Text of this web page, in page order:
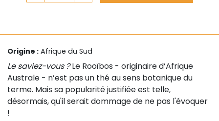
Origine : Afrique du Sud
Le saviez-vous ?Le Rooïbos - originaire d’Afrique
Australe - n’est pas un thé au sens botanique du
terme. Mais sa popularité justifiée est telle,
désormais, qu'il serait dommage de ne pas l'évoquer
!